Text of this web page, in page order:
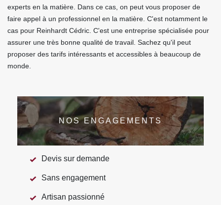
experts en la matière. Dans ce cas, on peut vous proposer de
faire appel à un professionnel en la matière. C'est notamment le
cas pour Reinhardt Cédric. C'est une entreprise spécialisée pour
assurer une très bonne qualité de travail. Sachez qu'il peut
proposer des tarifs intéressants et accessibles à beaucoup de
monde.
NOS ENGAGEMENTS
Devis sur demande
Sans engagement
Artisan passionné